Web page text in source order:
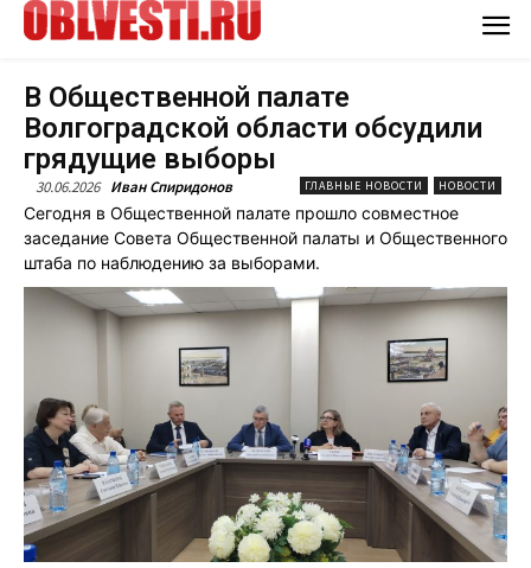
В Общественной палате
Волгоградской области обсудили
грядущие выборы
30.06.2026 Иван Спиридонов ГЛАВНЫЕ НОВОСТИ НОВОСТИ
Сегодня в Общественной палате прошло совместное
заседание Совета Общественной палаты и Общественного
штаба по наблюдению за выборами.